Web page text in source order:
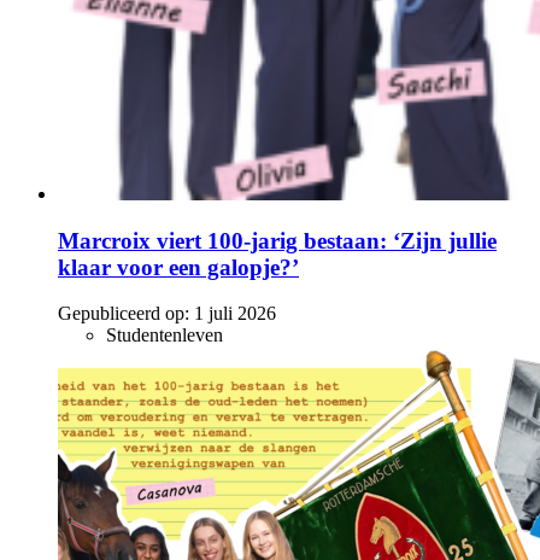
Marcroix viert 100-jarig bestaan: ‘Zijn jullie
klaar voor een galopje?’
Gepubliceerd op: 1 juli 2026
Studentenleven